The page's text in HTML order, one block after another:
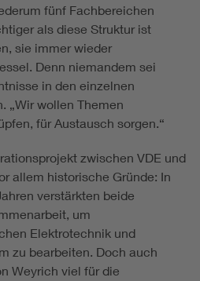
fünf Fachbereichen
als diese Struktur ist
sie immer wieder
Denn niemandem sei
in den einzelnen
„Wir wollen Themen
für Austausch sorgen.“
zwischen VDE und
allem historische Gründe: In
verstärkten beide
um
Elektrotechnik und
zu bearbeiten. Doch auch
Weyrich viel für die